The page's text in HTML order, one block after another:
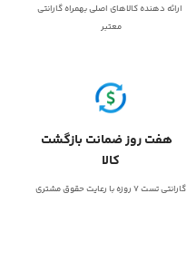
ارائه دهنده کالاهای اصلی بهمراه گارانتی
معتبر
هفت روز ضمانت بازگشت
کالا
گارانتی تست 7 روزه با رعایت حقوق مشتری